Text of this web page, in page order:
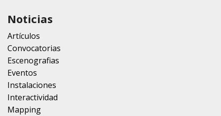
Noticias
Artículos
Convocatorias
Escenografias
Eventos
Instalaciones
Interactividad
Mapping